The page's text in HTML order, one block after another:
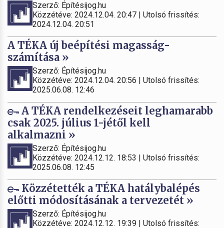
Szerző: Építésijog.hu
Közzétéve: 2024.12.04. 20:47 | Utolsó frissítés:
2024.12.04. 20:51
A TÉKA új beépítési magasság-
számítása »
Szerző: Építésijog.hu
Közzétéve: 2024.12.04. 20:56 | Utolsó frissítés:
2025.06.08. 12:46
A TÉKA rendelkezéseit leghamarabb
csak 2025. július 1-jétől kell
alkalmazni »
Szerző: Építésijog.hu
Közzétéve: 2024.12.12. 18:53 | Utolsó frissítés:
2025.06.08. 12:45
Közzétették a TÉKA hatálybalépés
előtti módosításának a tervezetét »
Szerző: Építésijog.hu
Közzétéve: 2024.12.12. 19:39 | Utolsó frissítés: